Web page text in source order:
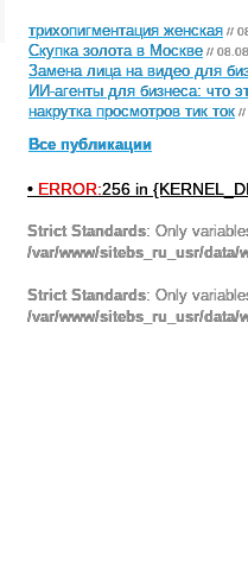
трихопигментация женская //
Скупка золота в Москве //
Замена лица на видео для
ИИ-агенты для бизнеса: что
накрутка просмотров тик ток //
Все публикации
• ERROR:256 in
Strict Standards: Only
/var/www/sitebs_ru_usr/
Strict Standards: Only
/var/www/sitebs_ru_usr/